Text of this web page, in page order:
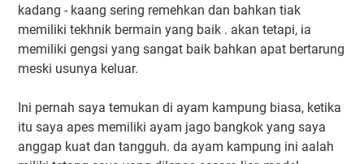
kadang - kaang sering remehkan dan bahkan tiak
memiliki tekhnik bermain yang baik . akan tetapi, ia
memiliki gengsi yang sangat baik bahkan apat bertarung
meski usunya keluar.
Ini pernah saya temukan di ayam kampung biasa, ketika
itu saya apes memiliki ayam jago bangkok yang saya
anggap kuat dan tangguh. da ayam kampung ini aalah